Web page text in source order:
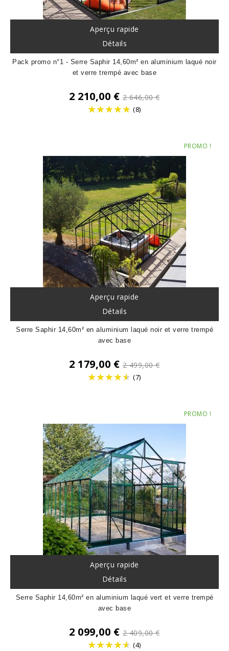
Aperçu rapide
Détails
Pack promo n°1 - Serre Saphir 14,60m² en aluminium laqué noir
et verre trempé avec base
2 210,00 €Prix
de
2 646,00 €
(8)
PROMO !
Aperçu rapide
Détails
Serre Saphir 14,60m² en aluminium laqué noir et verre trempé
avec base
2 179,00 €Prix
de
2 499,00 €
(7)
PROMO !
Aperçu rapide
Détails
Serre Saphir 14,60m² en aluminium laqué vert et verre trempé
avec base
2 099,00 €Prix
de
2 409,00 €
(4)